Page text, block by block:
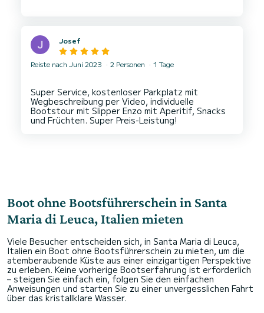
Josef
Reiste nach Juni 2023 2 Personen 1 Tage
Super Service, kostenloser Parkplatz mit
Wegbeschreibung per Video, individuelle
Bootstour mit Slipper Enzo mit Aperitif, Snacks
Boot ohne Bootsführerschein in Santa
Maria di Leuca, Italien mieten
Viele Besucher entscheiden sich, in Santa Maria di Leuca,
Italien ein Boot ohne Bootsführerschein zu mieten, um die
atemberaubende Küste aus einer einzigartigen Perspektive
zu erleben. Keine vorherige Bootserfahrung ist erforderlich
– steigen Sie einfach ein, folgen Sie den einfachen
Anweisungen und starten Sie zu einer unvergesslichen Fahrt
über das kristallklare Wasser.